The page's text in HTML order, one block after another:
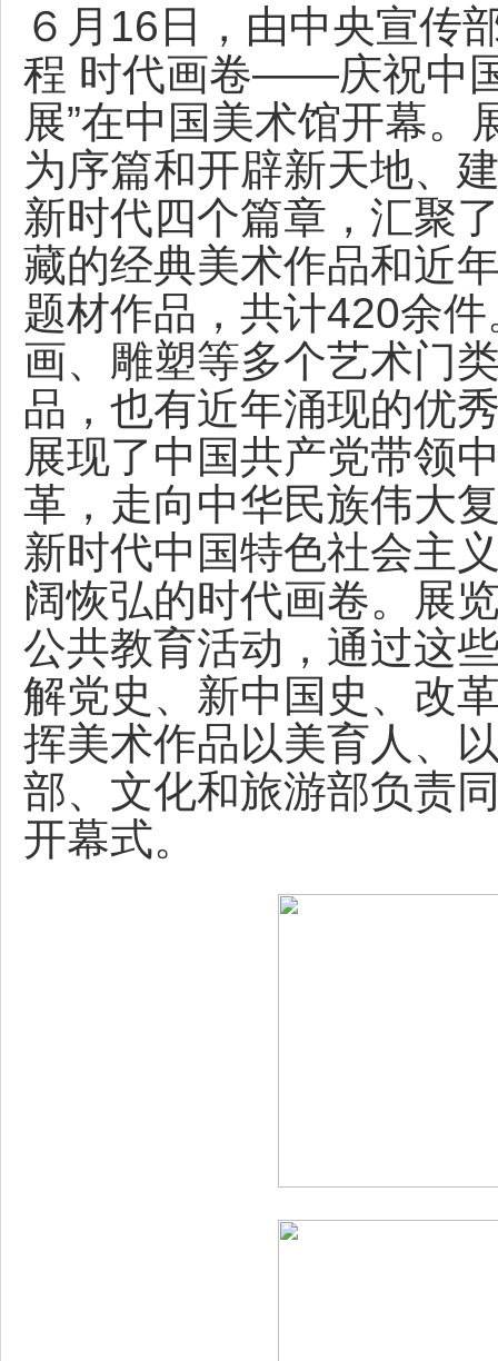
６月16日，由中央宣传
程 时代画卷——庆祝中
展”在中国美术馆开幕
为序篇和开辟新天地、
新时代四个篇章，汇聚
藏的经典美术作品和近
题材作品，共计420余
画、雕塑等多个艺术门
品，也有近年涌现的优
展现了中国共产党带领
革，走向中华民族伟大
新时代中国特色社会主
阔恢弘的时代画卷。展
公共教育活动，通过这
解党史、新中国史、改
挥美术作品以美育人、
部、文化和旅游部负责
开幕式。